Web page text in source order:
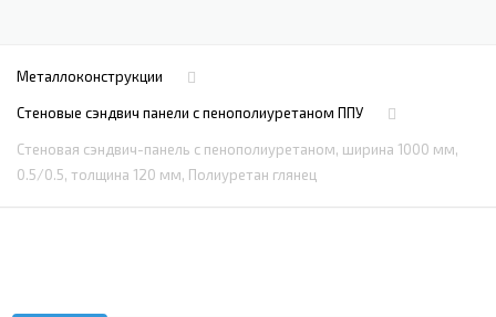
Металлоконструкции
Стеновые сэндвич панели с пенополиуретаном ППУ
Стеновая сэндвич-панель с пенополиуретаном, ширина 1000 мм,
0.5/0.5, толщина 120 мм, Полиуретан глянец